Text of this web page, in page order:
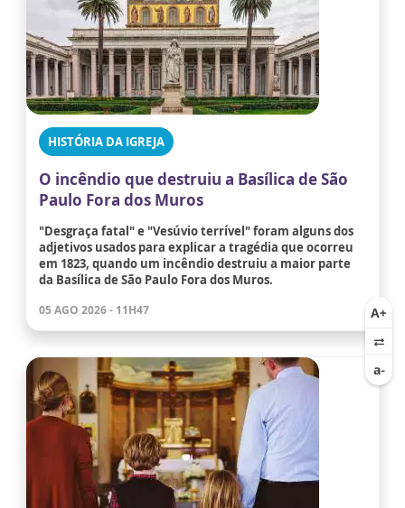
HISTÓRIA DA IGREJA
O incêndio que destruiu a Basílica de São
Paulo Fora dos Muros
"Desgraça fatal" e "Vesúvio terrível" foram alguns dos
adjetivos usados para explicar a tragédia que ocorreu
em 1823, quando um incêndio destruiu a maior parte
da Basílica de São Paulo Fora dos Muros.
05 AGO 2026 - 11H47